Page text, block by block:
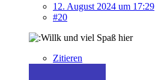
12. August 2024 um 17:29
#20
und viel Spaß hier
Zitieren